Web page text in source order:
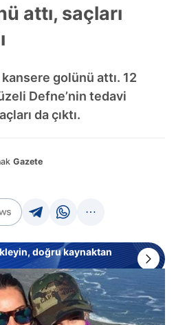
attı, saçları
kansere golünü attı. 12
Defne’nin tedavi
da çıktı.
Gazete
doğru kaynaktan